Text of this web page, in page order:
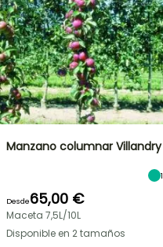
Manzano columnar Villandry
1
Desde65,00 €
Maceta 7,5L/10L
Disponible en 2 tamaños